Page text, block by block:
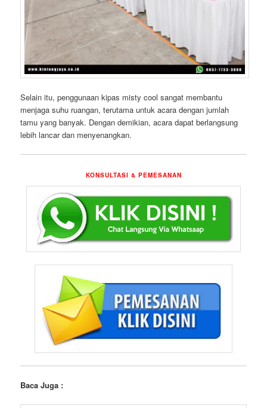
Selain itu, penggunaan kipas misty cool sangat membantu
menjaga suhu ruangan, terutama untuk acara dengan jumlah
tamu yang banyak. Dengan demikian, acara dapat berlangsung
lebih lancar dan menyenangkan.
KONSULTASI & PEMESANAN
Baca Juga :